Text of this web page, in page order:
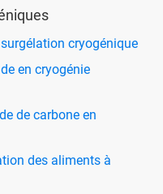
cryogénique
en cryogénie
de carbone en
des aliments à